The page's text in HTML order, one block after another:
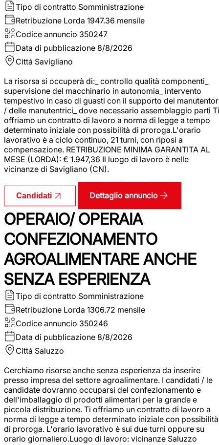
Tipo di contratto Somministrazione
Retribuzione Lorda 1947.36 mensile
Codice annuncio 350247
Data di pubblicazione 8/8/2026
Città Savigliano
La risorsa si occuperà di:_ controllo qualità componenti_
supervisione del macchinario in autonomia_ intervento
tempestivo in caso di guasti con il supporto dei
/ delle manutentrici_ dove necessario assemblaggio parti Ti
offriamo un contratto di lavoro a norma di legge a tempo
determinato iniziale con possibilità di proroga.L'orario
lavorativo è a ciclo continuo, 21 turni, con riposi a
compensazione. RETRIBUZIONE MINIMA GARANTITA AL
MESE (LORDA): € 1.947,36 Il luogo di lavoro è nelle
vicinanze di Savigliano (CN).
Candidati Dettaglio annuncio
OPERAIO/ OPERAIA
CONFEZIONAMENTO
AGROALIMENTARE ANCHE
SENZA ESPERIENZA
Tipo di contratto Somministrazione
Retribuzione Lorda 1306.72 mensile
Codice annuncio 350246
Data di pubblicazione 8/8/2026
Città Saluzzo
Cerchiamo risorse anche senza esperienza da inserire
presso impresa del settore agroalimentare. I candidati / le
candidate dovranno occuparsi del confezionamento e
dell'imballaggio di prodotti alimentari per la grande e
piccola distribuzione. Ti offriamo un contratto di lavoro a
norma di legge a tempo determinato iniziale con possibilità
di proroga. L'orario lavorativo è sui due turni oppure su
orario giornaliero.Luogo di lavoro: vicinanze Saluzzo